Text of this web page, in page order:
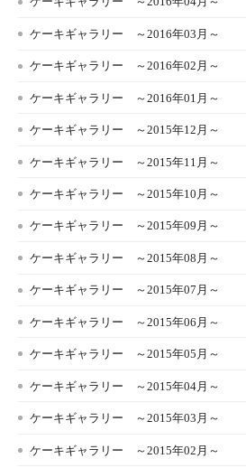
ケーキギャラリー ～2016年03月～
ケーキギャラリー ～2016年02月～
ケーキギャラリー ～2016年01月～
ケーキギャラリー ～2015年12月～
ケーキギャラリー ～2015年11月～
ケーキギャラリー ～2015年10月～
ケーキギャラリー ～2015年09月～
ケーキギャラリー ～2015年08月～
ケーキギャラリー ～2015年07月～
ケーキギャラリー ～2015年06月～
ケーキギャラリー ～2015年05月～
ケーキギャラリー ～2015年04月～
ケーキギャラリー ～2015年03月～
ケーキギャラリー ～2015年02月～